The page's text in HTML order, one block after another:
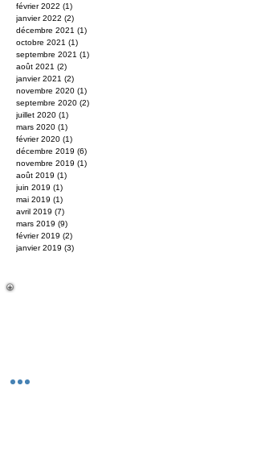
février 2022 (1)
janvier 2022 (2)
décembre 2021 (1)
octobre 2021 (1)
septembre 2021 (1)
août 2021 (2)
janvier 2021 (2)
novembre 2020 (1)
septembre 2020 (2)
juillet 2020 (1)
mars 2020 (1)
février 2020 (1)
décembre 2019 (6)
novembre 2019 (1)
août 2019 (1)
juin 2019 (1)
mai 2019 (1)
avril 2019 (7)
mars 2019 (9)
février 2019 (2)
janvier 2019 (3)